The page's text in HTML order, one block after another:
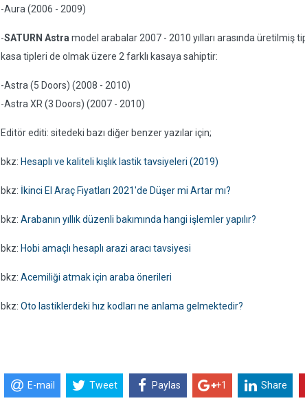
-Aura (2006 - 2009)
-SATURN Astra model arabalar 2007 - 2010 yılları arasında üretilmiş
kasa tipleri de olmak üzere 2 farklı kasaya sahiptir:
-Astra (5 Doors) (2008 - 2010)
-Astra XR (3 Doors) (2007 - 2010)
Editör editi: sitedeki bazı diğer benzer yazılar için;
bkz: Hesaplı ve kaliteli kışlık lastik tavsiyeleri (2019)
bkz: İkinci El Araç Fiyatları 2021'de Düşer mi Artar mı?
bkz: Arabanın yıllık düzenli bakımında hangi işlemler yapılır?
bkz: Hobi amaçlı hesaplı arazi aracı tavsiyesi
bkz: Acemiliği atmak için araba önerileri
bkz: Oto lastiklerdeki hız kodları ne anlama gelmektedir?
E-mail Tweet Paylas +1 Share